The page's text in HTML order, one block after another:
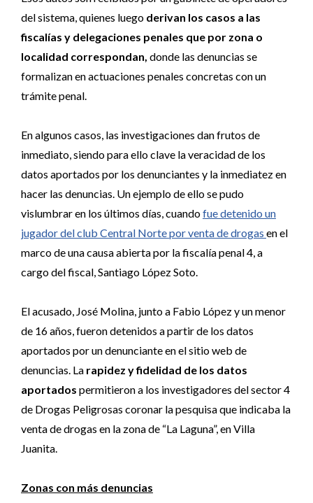
del sistema, quienes luego derivan los casos a las
fiscalías y delegaciones penales que por zona o
localidad correspondan, donde las denuncias se
formalizan en actuaciones penales concretas con un
trámite penal.
En algunos casos, las investigaciones dan frutos de
inmediato, siendo para ello clave la veracidad de los
datos aportados por los denunciantes y la inmediatez en
hacer las denuncias. Un ejemplo de ello se pudo
vislumbrar en los últimos días, cuandofue detenido un
jugador del club Central Norte por venta de drogas en el
marco de una causa abierta por la fiscalía penal 4, a
cargo del fiscal, Santiago López Soto.
El acusado, José Molina, junto a Fabio López y un menor
de 16 años, fueron detenidos a partir de los datos
aportados por un denunciante en el sitio web de
denuncias. La rapidez y fidelidad de los datos
aportados permitieron a los investigadores del sector 4
de Drogas Peligrosas coronar la pesquisa que indicaba la
venta de drogas en la zona de “La Laguna”, en Villa
Juanita.
Zonas con más denuncias